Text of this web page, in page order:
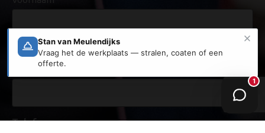
Achternaam
E-mailadres
Telefoon